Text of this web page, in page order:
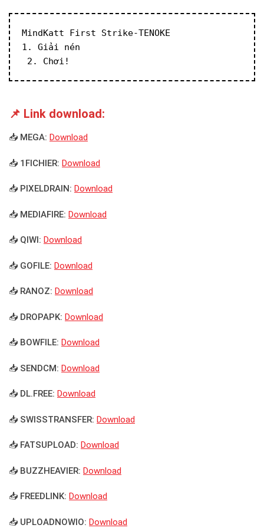
MindKatt First Strike-TENOKE
1. Giải nén
2. Chơi!
📌 Link download:
📥 MEGA: Download
📥 1FICHIER: Download
📥 PIXELDRAIN: Download
📥 MEDIAFIRE: Download
📥 QIWI: Download
📥 GOFILE: Download
📥 RANOZ: Download
📥 DROPAPK: Download
📥 BOWFILE: Download
📥 SENDCM: Download
📥 DL.FREE: Download
📥 SWISSTRANSFER: Download
📥 FATSUPLOAD: Download
📥 BUZZHEAVIER: Download
📥 FREEDLINK: Download
📥 UPLOADNOWIO: Download